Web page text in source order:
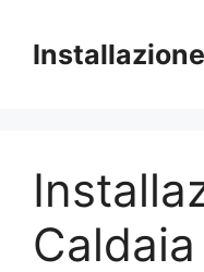
contenuto